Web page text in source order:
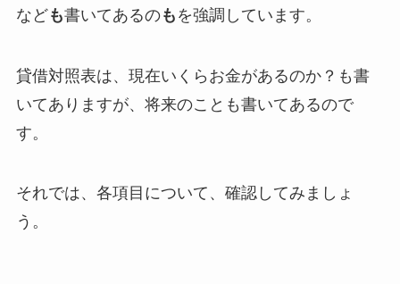
なども書いてあるのも を強調しています。
貸借対照表は、現在いくらお金があるのか？も書
いてありますが、将来のことも書いてあるので
す。
それでは、各項目について、確認してみましょ
う。